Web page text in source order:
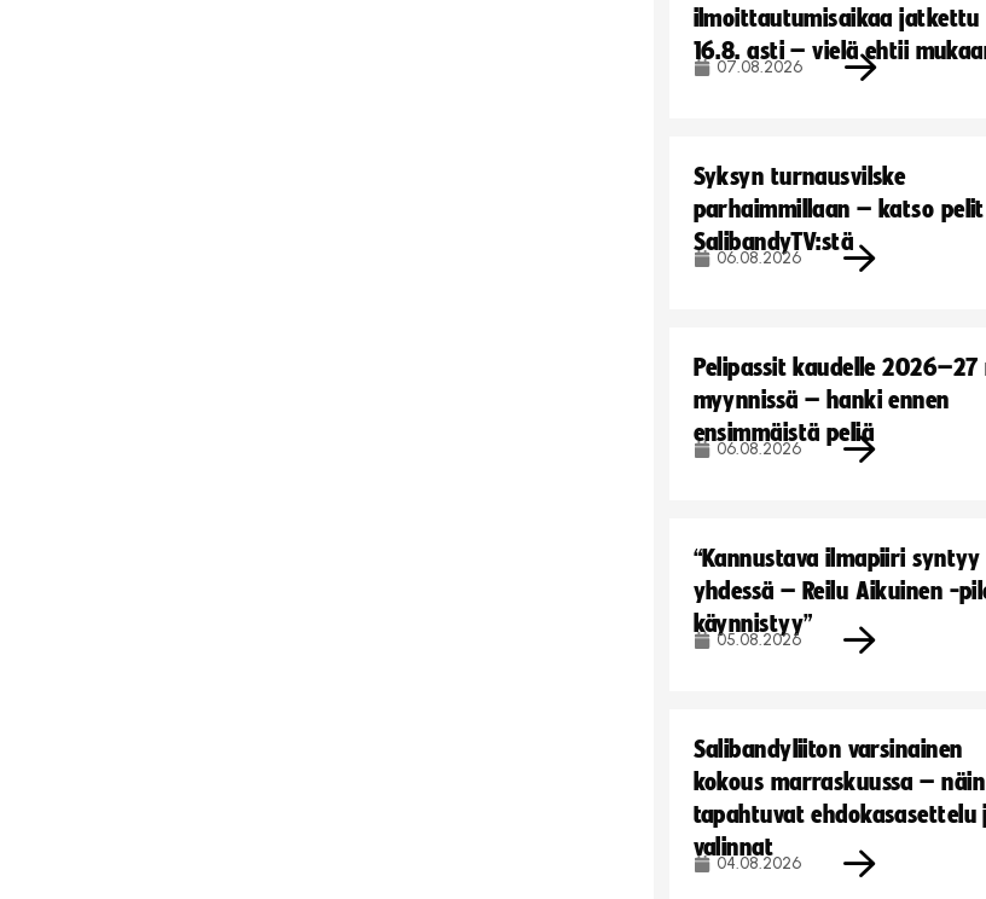
ilmoittautumisaikaa jatkettu
16.8. asti – vielä ehtii
07.08.2026
Syksyn turnausvilske
parhaimmillaan – katso pelit
SalibandyTV:stä
06.08.2026
Pelipassit kaudelle
myynnissä – hanki ennen
ensimmäistä peliä
06.08.2026
“Kannustava ilmapiiri syntyy
yhdessä – Reilu Aikuinen -
käynnistyy”
05.08.2026
Salibandyliiton varsinainen
kokous marraskuussa – näin
tapahtuvat ehdokasasettelu
valinnat
04.08.2026